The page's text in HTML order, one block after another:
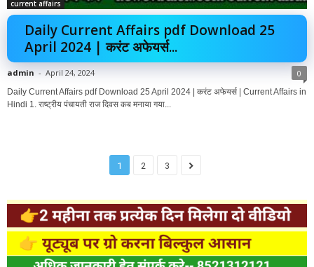
current affairs
Daily Current Affairs pdf Download 25
April 2024 | करंट अफेयर्स...
admin - April 24, 2024 0
Daily Current Affairs pdf Download 25 April 2024 | करंट अफेयर्स | Current Affairs in
Hindi 1. राष्ट्रीय पंचायती राज दिवस कब मनाया गया...
1 2 3